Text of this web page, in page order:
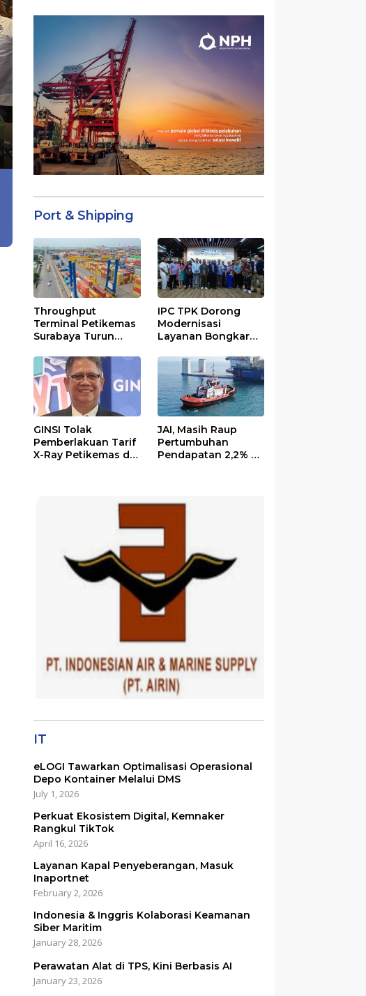
Port & Shipping
Throughput
Terminal Petikemas
Surabaya Turun
Penyebabnya
IPC TPK Dorong
Modernisasi
Layanan Bongkar
Digital
GINSI Tolak
Pemberlakuan Tarif
X-Ray Petikemas di
JAI, Masih Raup
Pertumbuhan
Pendapatan 2,2% di
IT
eLOGI Tawarkan Optimalisasi Operasional
Depo Kontainer Melalui DMS
July 1, 2026
Perkuat Ekosistem Digital, Kemnaker
Rangkul TikTok
April 16, 2026
Layanan Kapal Penyeberangan, Masuk
Inaportnet
February 2, 2026
Indonesia & Inggris Kolaborasi Keamanan
Siber Maritim
January 28, 2026
Perawatan Alat di TPS, Kini Berbasis AI
January 23, 2026